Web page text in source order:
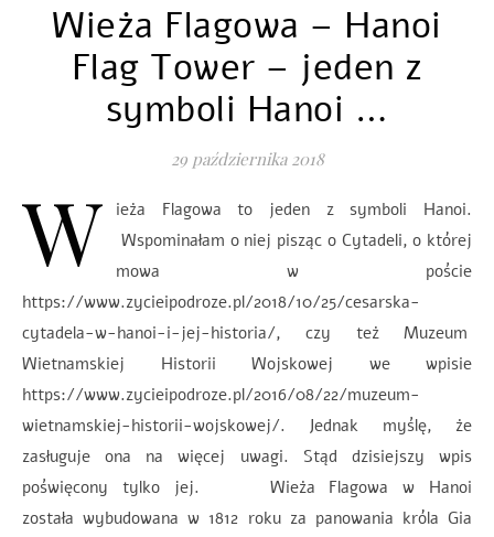
Wieża Flagowa – Hanoi
Flag Tower – jeden z
symboli Hanoi …
29 października 2018
W
ieża Flagowa to jeden z symboli Hanoi.
Wspominałam o niej pisząc o Cytadeli, o której
mowa w poście
https://www.zycieipodroze.pl/2018/10/25/cesarska-
cytadela-w-hanoi-i-jej-historia/, czy też Muzeum
Wietnamskiej Historii Wojskowej we wpisie
https://www.zycieipodroze.pl/2016/08/22/muzeum-
wietnamskiej-historii-wojskowej/. Jednak myślę, że
zasługuje ona na więcej uwagi. Stąd dzisiejszy wpis
poświęcony tylko jej. Wieża Flagowa w Hanoi
została wybudowana w 1812 roku za panowania króla Gia